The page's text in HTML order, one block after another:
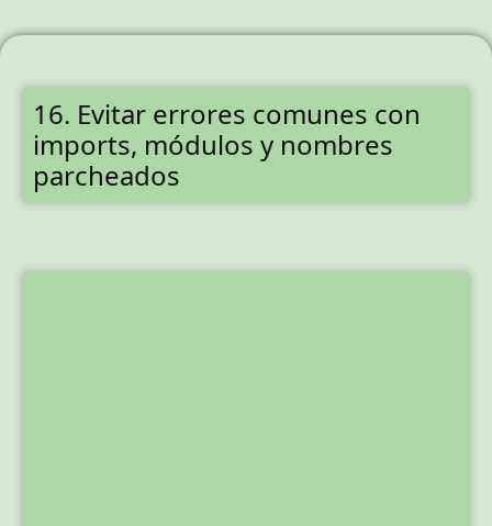
16. Evitar errores comunes con
imports, módulos y nombres
parcheados